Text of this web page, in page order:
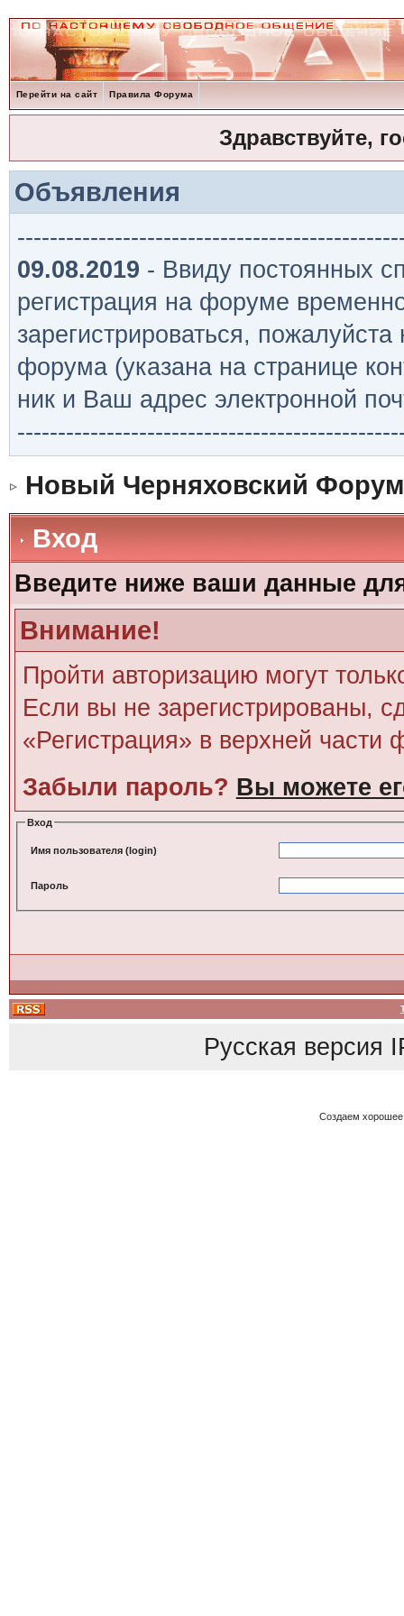
Перейти на сайт Правила Форума
Здравствуйте,
Объявления
09.08.2019 - Ввиду постоянных
регистрация на форуме
зарегистрироваться,
форума (указана на странице
ник и Ваш адрес электронной
Новый Черняховский Форум
Вход
Введите ниже ваши данные
Внимание!
Пройти авторизацию могут
Если вы не зарегистрированы,
«Регистрация» в верхней части
Забыли пароль? Вы можете
Вход
Имя пользователя (login)
Пароль
Русская версия
Создаем